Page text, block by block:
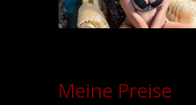
Meine Preise